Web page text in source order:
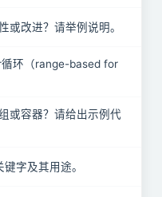
或改进？请举例说明。
环（range-based for
或容器？请给出示例代
字及其用途。